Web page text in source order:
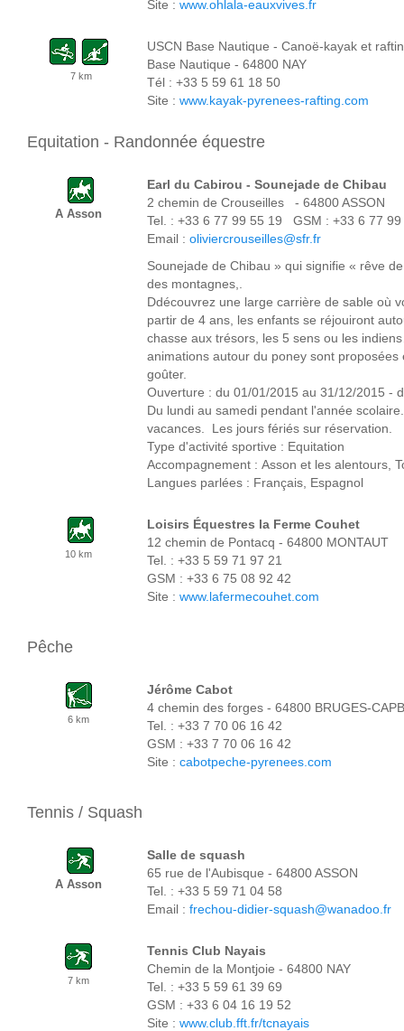
Site : www.ohlala-eauxvives.fr
7 km
USCN Base Nautique - Canoë-kayak et
Base Nautique - 64800 NAY
Tél : +33 5 59 61 18 50
Site : www.kayak-pyrenees-rafting.com
Equitation - Randonnée équestre
A Asson
Earl du Cabirou - Sounejade de Chibau
2 chemin de Crouseilles - 64800 ASSON
Tel. : +33 6 77 99 55 19 GSM : +33 6 77 99
Email : oliviercrouseilles@sfr.fr
Sounejade de Chibau » qui signifie « rêve
des montagnes,.
Ddécouvrez une large carrière de sable où
partir de 4 ans, les enfants se réjouiront
chasse aux trésors, les 5 sens ou les
animations autour du poney sont
goûter.
Ouverture : du 01/01/2015 au 31/12/2015 -
Du lundi au samedi pendant l'année
vacances. Les jours fériés sur réservation.
Type d'activité sportive : Equitation
Accompagnement : Asson et les alentours,
Langues parlées : Français, Espagnol
10 km
Loisirs Équestres la Ferme Couhet
12 chemin de Pontacq - 64800 MONTAUT
Tel. : +33 5 59 71 97 21
GSM : +33 6 75 08 92 42
Site : www.lafermecouhet.com
Pêche
6 km
Jérôme Cabot
4 chemin des forges - 64800 BRUGES-
Tel. : +33 7 70 06 16 42
GSM : +33 7 70 06 16 42
Site : cabotpeche-pyrenees.com
Tennis / Squash
A Asson
Salle de squash
65 rue de l'Aubisque - 64800 ASSON
Tel. : +33 5 59 71 04 58
Email : frechou-didier-squash@wanadoo.fr
7 km
Tennis Club Nayais
Chemin de la Montjoie - 64800 NAY
Tel. : +33 5 59 61 39 69
GSM : +33 6 04 16 19 52
Site : www.club.fft.fr/tcnayais